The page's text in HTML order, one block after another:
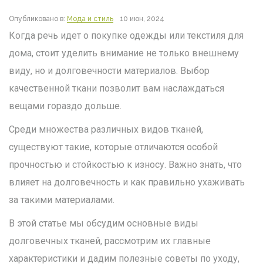
Опубликовано в: Мода и стиль 10 июн, 2024
Когда речь идет о покупке одежды или текстиля для
дома, стоит уделить внимание не только внешнему
виду, но и долговечности материалов. Выбор
качественной ткани позволит вам наслаждаться
вещами гораздо дольше.
Среди множества различных видов тканей,
существуют такие, которые отличаются особой
прочностью и стойкостью к износу. Важно знать, что
влияет на долговечность и как правильно ухаживать
за такими материалами.
В этой статье мы обсудим основные виды
долговечных тканей, рассмотрим их главные
характеристики и дадим полезные советы по уходу,